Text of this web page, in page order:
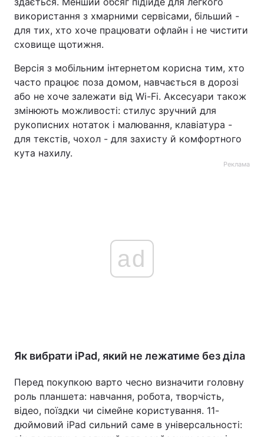
використання з хмарними сервісами, більший -
для тих, хто хоче працювати офлайн і не чистити
сховище щотижня.
Версія з мобільним інтернетом корисна тим, хто
часто працює поза домом, навчається в дорозі
або не хоче залежати від Wi-Fi. Аксесуари також
змінюють можливості: стилус зручний для
рукописних нотаток і малювання, клавіатура -
для текстів, чохол - для захисту й комфортного
кута нахилу.
Реклама
ad
Як вибрати iPad, який не лежатиме без діла
Перед покупкою варто чесно визначити головну
роль планшета: навчання, робота, творчість,
відео, поїздки чи сімейне користування. 11-
дюймовий iPad сильний саме в універсальності: